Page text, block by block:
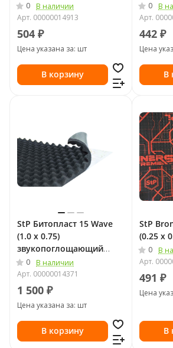
0
В наличии
Арт. 00000014913
504 ₽
Цена указана за: шт
В корзину
0
В
Арт.
442 ₽
Цена
В
StP Битопласт 15 Wave
(1.0 х 0.75)
звукопоглощающий
материал
0
В наличии
Арт. 00000014371
1 500 ₽
Цена указана за: шт
В корзину
StP
(0.25 х
0
В
Арт.
491 ₽
Цена
В